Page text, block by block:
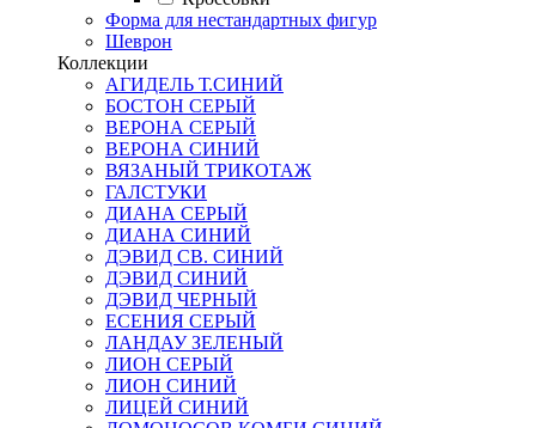
Форма для нестандартных фигур
Шеврон
Коллекции
АГИДЕЛЬ Т.СИНИЙ
БОСТОН СЕРЫЙ
ВЕРОНА СЕРЫЙ
ВЕРОНА СИНИЙ
ВЯЗАНЫЙ ТРИКОТАЖ
ГАЛСТУКИ
ДИАНА СЕРЫЙ
ДИАНА СИНИЙ
ДЭВИД СВ. СИНИЙ
ДЭВИД СИНИЙ
ДЭВИД ЧЕРНЫЙ
ЕСЕНИЯ СЕРЫЙ
ЛАНДАУ ЗЕЛЕНЫЙ
ЛИОН СЕРЫЙ
ЛИОН СИНИЙ
ЛИЦЕЙ СИНИЙ